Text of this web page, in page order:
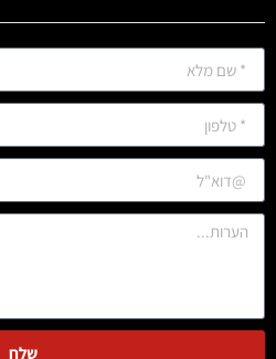
שלח